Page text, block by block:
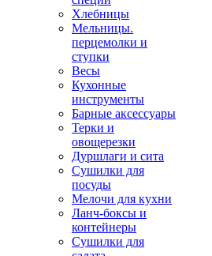
Хлебницы
Мельницы.
перцемолки и
ступки
Весы
Кухонные
инструменты
Барные аксессуары
Терки и
овощерезки
Дуршлаги и сита
Сушилки для
посуды
Мелочи для кухни
Ланч-боксы и
контейнеры
Сушилки для